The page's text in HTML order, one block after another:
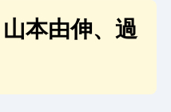
本由伸、過